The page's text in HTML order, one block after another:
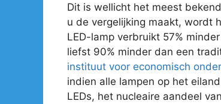
Dit is wellicht het meest
u de vergelijking maakt, wordt
LED-lamp verbruikt 57%
liefst 90% minder dan een
instituut voor economisch
indien alle lampen op het
LEDs, het nucleaire aandeel